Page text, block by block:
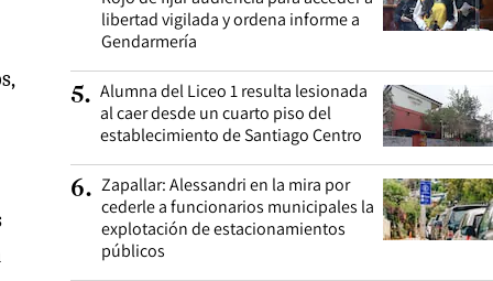
libertad vigilada y ordena informe a
Gendarmería
5. Alumna del Liceo 1 resulta lesionada
al caer desde un cuarto piso del
establecimiento de Santiago Centro
6. Zapallar: Alessandri en la mira por
cederle a funcionarios municipales la
explotación de estacionamientos
públicos